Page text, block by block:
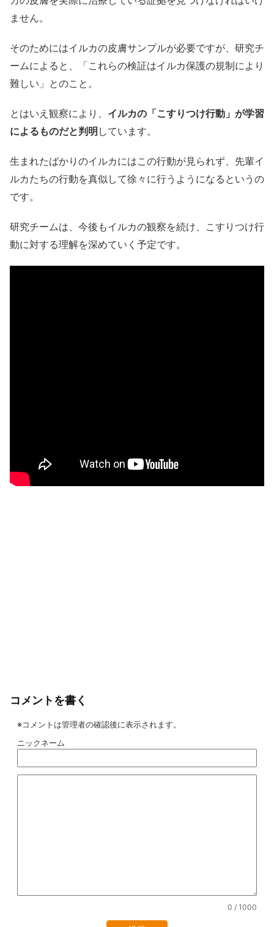
ません。
そのためにはイルカの皮膚サンプルが必要ですが、研究チ
ームによると、「これらの検証はイルカ保護の規制により
難しい」とのこと。
とはいえ観察により、 イルカの「こすりつけ行動」が学習
によるものだと判明 しています。
生まれたばかりのイルカにはこの行動が見られず、先輩イ
ルカたちの行動を真似して徐々に行うようになるというの
です。
研究チームは、今後もイルカの観察を続け、こすりつけ行
動に対する理解を深めていく予定です。
コメントを書く
※コメントは管理者の確認後に表示されます。
ニックネーム
0 / 1000